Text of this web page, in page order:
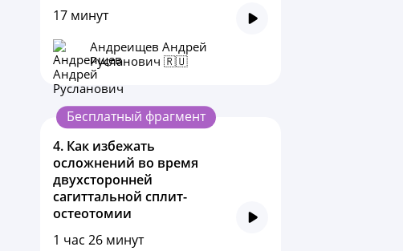
17 минут
Андреищев Андрей
Русланович 🇷🇺
Бесплатный фрагмент
4. Как избежать
осложнений во время
двухсторонней
сагиттальной сплит-
остеотомии
1 час 26 минут